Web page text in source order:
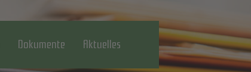
Dokumente Aktuelles